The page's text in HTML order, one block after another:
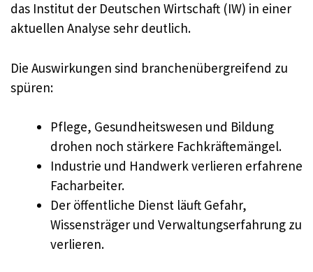
das Institut der Deutschen Wirtschaft (IW) in einer
aktuellen Analyse sehr deutlich.
Die Auswirkungen sind branchenübergreifend zu
spüren:
Pflege, Gesundheitswesen und Bildung
drohen noch stärkere Fachkräftemängel.
Industrie und Handwerk verlieren erfahrene
Facharbeiter.
Der öffentliche Dienst läuft Gefahr,
Wissensträger und Verwaltungserfahrung zu
verlieren.